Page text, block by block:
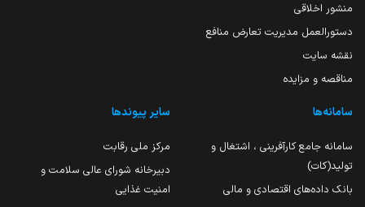
منشور اخلاقی
دستورالعمل مدیریت تعارض منافع
نقشه سایت
مناقصه و مزایده
سامانه‌ها
سامانه جامع کارآفرینی ، اشتغال و
تولید(کات)
بانک داده‌های اقتصادی و مالی
سایر پیوندها
مرکز ملی رقابت
دبیرخانه شورای عالی سلامت و
امنیت غذایی